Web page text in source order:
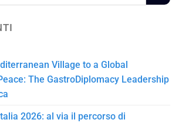
Village to a Global
The GastroDiplomacy Leadership
2026: al via il percorso di